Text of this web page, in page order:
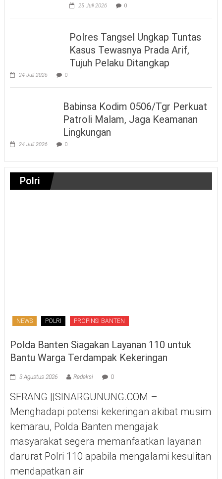
25 Juli 2026 0
Polres Tangsel Ungkap Tuntas
Kasus Tewasnya Prada Arif,
Tujuh Pelaku Ditangkap
24 Juli 2026 0
Babinsa Kodim 0506/Tgr Perkuat
Patroli Malam, Jaga Keamanan
Lingkungan
24 Juli 2026 0
Polri
NEWS POLRI PROPINSI BANTEN
Polda Banten Siagakan Layanan 110 untuk
Bantu Warga Terdampak Kekeringan
3 Agustus 2026 Redaksi 0
SERANG ||SINARGUNUNG.COM –
Menghadapi potensi kekeringan akibat musim
kemarau, Polda Banten mengajak
masyarakat segera memanfaatkan layanan
darurat Polri 110 apabila mengalami kesulitan
mendapatkan air